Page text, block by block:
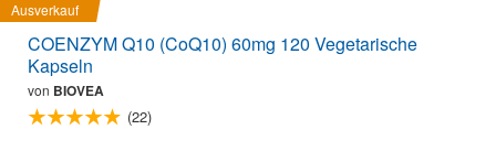
Ausverkauf
COENZYM Q10 (CoQ10) 60mg 120 Vegetarische
Kapseln
von BIOVEA
(22)